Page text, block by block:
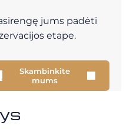
jums padėti
etape.
Skambinkite
mums